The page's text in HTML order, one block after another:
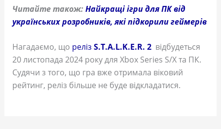
Читайте також:Найкращі ігри для ПК від
українських розробників, які підкорили геймерів
Нагадаємо, що реліз S.T.A.L.K.E.R. 2 відбудеться
20 листопада 2024 року для Xbox Series S/X та ПК.
Судячи з того, що гра вже отримала віковий
рейтинг, реліз більше не буде відкладатися.